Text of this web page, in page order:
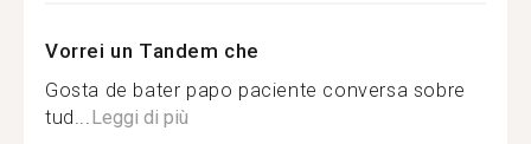
Vorrei un Tandem che
Gosta de bater papo paciente conversa sobre
tud...Leggi di più